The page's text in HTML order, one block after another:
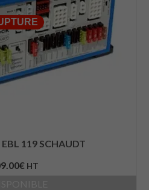
119 SCHAUDT
€ HT